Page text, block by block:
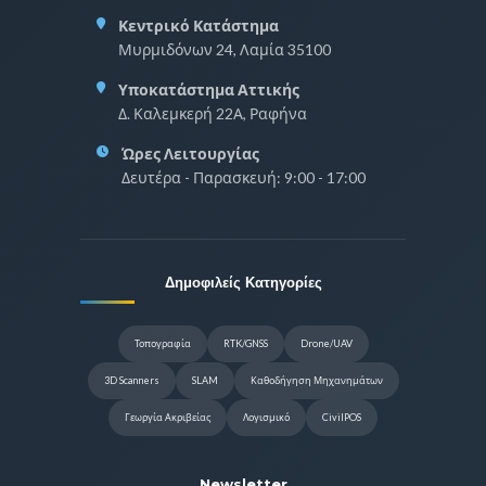
Κεντρικό Κατάστημα
Μυρμιδόνων 24, Λαμία 35100
Υποκατάστημα Αττικής
Δ. Καλεμκερή 22Α, Ραφήνα
Ώρες Λειτουργίας
Δευτέρα - Παρασκευή: 9:00 - 17:00
Δημοφιλείς Κατηγορίες
Τοπογραφία RTK/GNSS Drone/UAV
3D Scanners SLAM Καθοδήγηση Μηχανημάτων
Γεωργία Ακριβείας Λογισμικό CivilPOS